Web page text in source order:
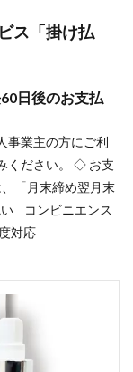
ス「掛け払
日後のお支払
業主の方にご利
ください。 ◇ お支
「月末締め翌月末
コンビニエンス
対応